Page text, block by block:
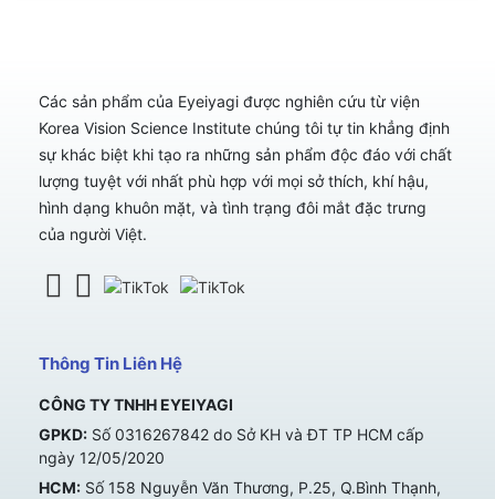
Các sản phẩm của Eyeiyagi được nghiên cứu từ viện
Korea Vision Science Institute chúng tôi tự tin khẳng định
sự khác biệt khi tạo ra những sản phẩm độc đáo với chất
lượng tuyệt với nhất phù hợp với mọi sở thích, khí hậu,
hình dạng khuôn mặt, và tình trạng đôi mắt đặc trưng
của người Việt.
Thông Tin Liên Hệ
CÔNG TY TNHH EYEIYAGI
GPKD: Số 0316267842 do Sở KH và ĐT TP HCM cấp
ngày 12/05/2020
HCM: Số 158 Nguyễn Văn Thương, P.25, Q.Bình Thạnh,